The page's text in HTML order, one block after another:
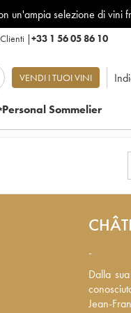
un'ampia selezione di vini
|+33 1 56 05 86 10
VENDI I TUOI VINI
Sommelier
-
Dalla
Jean-
Dalla
Jean-